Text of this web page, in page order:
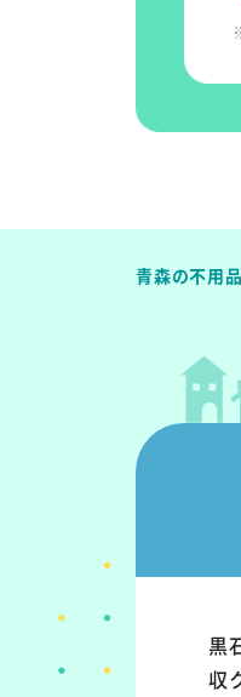
青森の不用
黒
収